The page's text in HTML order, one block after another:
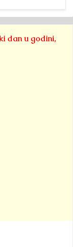
dan u godini,